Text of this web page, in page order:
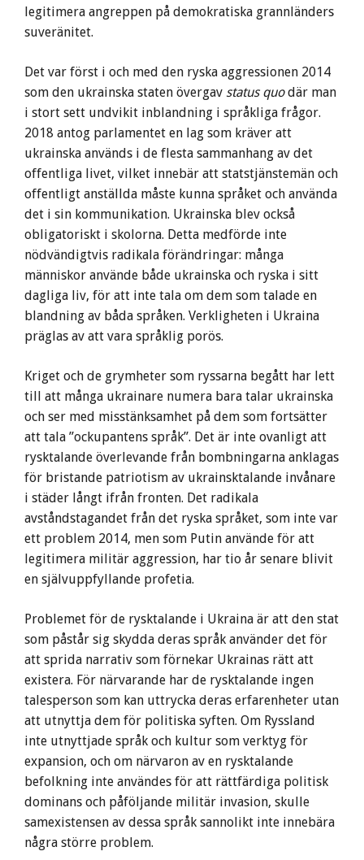
legitimera angreppen på demokratiska grannländers
suveränitet.
Det var först i och med den ryska aggressionen 2014
som den ukrainska staten övergav status quodär man
i stort sett undvikit inblandning i språkliga frågor.
2018 antog parlamentet en lag som kräver att
ukrainska används i de flesta sammanhang av det
offentliga livet, vilket innebär att statstjänstemän och
offentligt anställda måste kunna språket och använda
det i sin kommunikation. Ukrainska blev också
obligatoriskt i skolorna. Detta medförde inte
nödvändigtvis radikala förändringar: många
människor använde både ukrainska och ryska i sitt
dagliga liv, för att inte tala om dem som talade en
blandning av båda språken. Verkligheten i Ukraina
präglas av att vara språklig porös.
Kriget och de grymheter som ryssarna begått har lett
till att många ukrainare numera bara talar ukrainska
och ser med misstänksamhet på dem som fortsätter
att tala ”ockupantens språk”. Det är inte ovanligt att
rysktalande överlevande från bombningarna anklagas
för bristande patriotism av ukrainsktalande invånare
i städer långt ifrån fronten. Det radikala
avståndstagandet från det ryska språket, som inte var
ett problem 2014, men som Putin använde för att
legitimera militär aggression, har tio år senare blivit
en självuppfyllande profetia.
Problemet för de rysktalande i Ukraina är att den stat
som påstår sig skydda deras språk använder det för
att sprida narrativ som förnekar Ukrainas rätt att
existera. För närvarande har de rysktalande ingen
talesperson som kan uttrycka deras erfarenheter utan
att utnyttja dem för politiska syften. Om Ryssland
inte utnyttjade språk och kultur som verktyg för
expansion, och om närvaron av en rysktalande
befolkning inte användes för att rättfärdiga politisk
dominans och påföljande militär invasion, skulle
samexistensen av dessa språk sannolikt inte innebära
några större problem.